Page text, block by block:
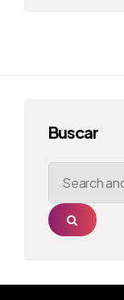
Buscar
Search
for:
Search